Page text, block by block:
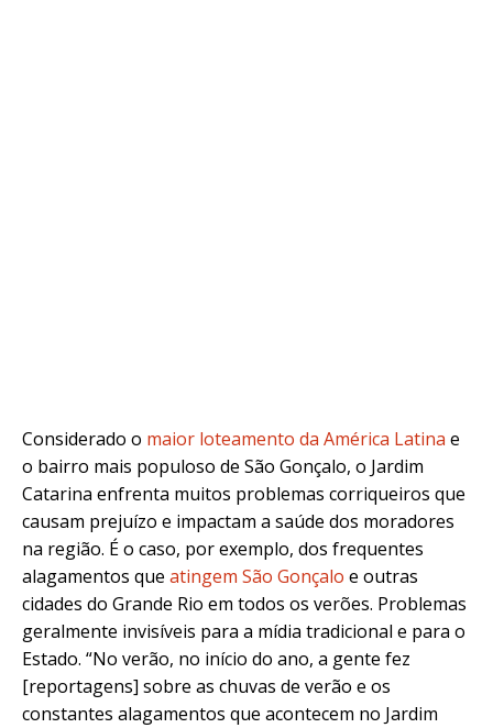
Considerado o maior loteamento da América Latina e
o bairro mais populoso de São Gonçalo, o Jardim
Catarina enfrenta muitos problemas corriqueiros que
causam prejuízo e impactam a saúde dos moradores
na região. É o caso, por exemplo, dos frequentes
alagamentos que atingem São Gonçalo e outras
cidades do Grande Rio em todos os verões. Problemas
geralmente invisíveis para a mídia tradicional e para o
Estado. “No verão, no início do ano, a gente fez
[reportagens] sobre as chuvas de verão e os
constantes alagamentos que acontecem no Jardim